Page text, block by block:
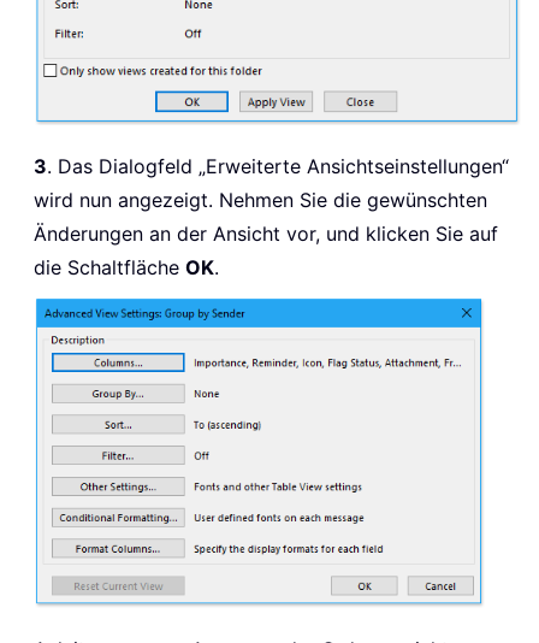
3. Das Dialogfeld „Erweiterte Ansichtseinstellungen“
wird nun angezeigt. Nehmen Sie die gewünschten
Änderungen an der Ansicht vor, und klicken Sie auf
die Schaltfläche OK.